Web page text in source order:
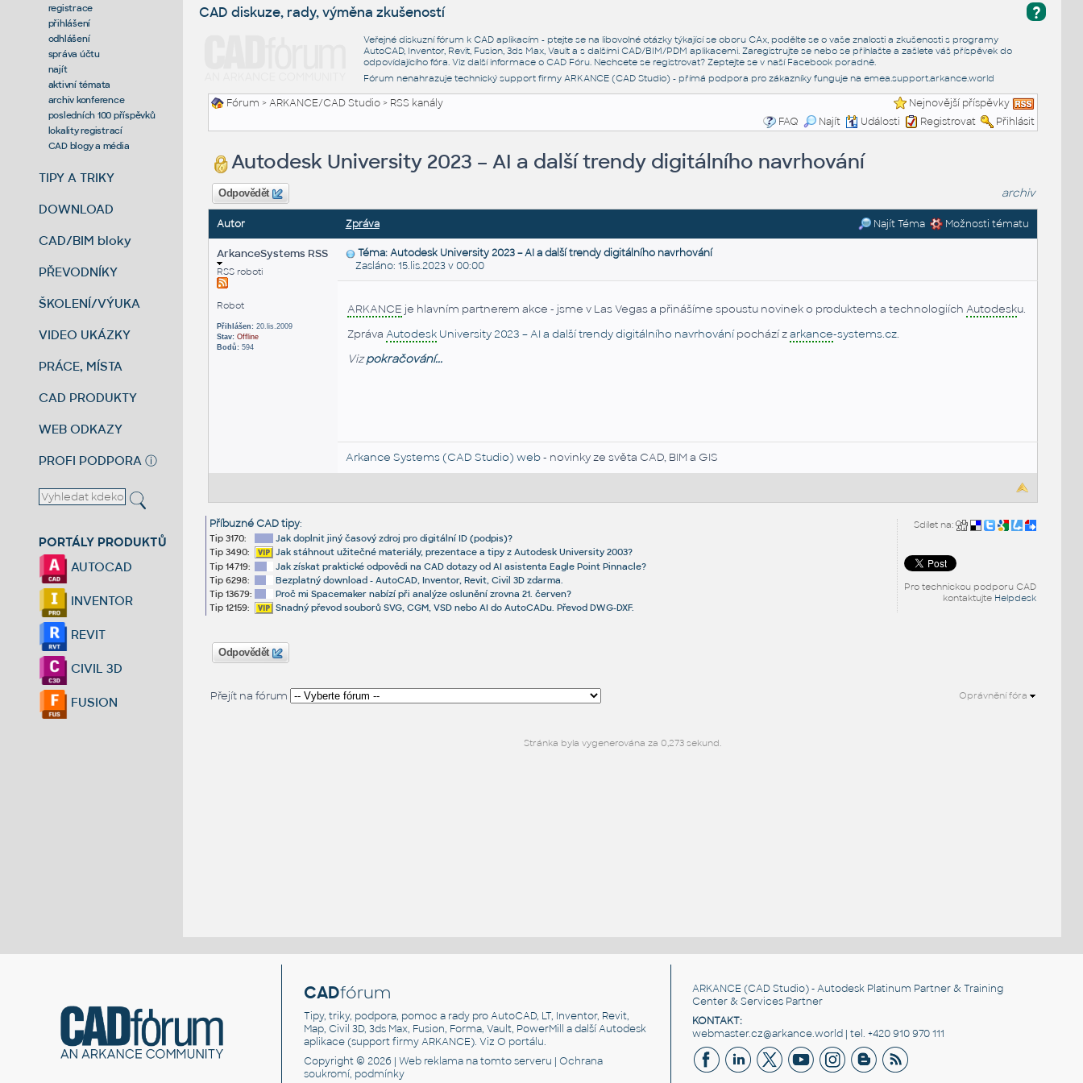
registrace
přihlášení
odhlášení
správa účtu
najít
aktivní témata
archiv konference
posledních 100 příspěvků
lokality registrací
CAD blogy a média
TIPY A TRIKY
DOWNLOAD
CAD/BIM bloky
PŘEVODNÍKY
ŠKOLENÍ/VÝUKA
VIDEO UKÁZKY
PRÁCE, MÍSTA
CAD PRODUKTY
WEB ODKAZY
PROFI PODPORA ⓘ
PORTÁLY PRODUKTŮ
AUTOCAD
INVENTOR
REVIT
CIVIL 3D
FUSION
?
CAD diskuze, rady, výměna zkušeností
Veřejné diskuzní fórum k CAD aplikacím - ptejte se na libovolné otázky týkající se oboru CAx, podělte se o vaše znalosti a zkušenosti s programy
AutoCAD, Inventor, Revit, Fusion, 3ds Max, Vault a s dalšími CAD/BIM/PDM aplikacemi. Zaregistrujte se nebo se přihlašte a zašlete váš příspěvek do
odpovídajícího fóra. Viz další informace o CAD Fóru. Nechcete se registrovat? Zeptejte se v naší Facebook poradně.
Fórum nenahrazuje technický support firmy ARKANCE (CAD Studio) - přímá podpora pro zákazníky funguje na emea.support.arkance.world
Fórum >ARKANCE/CAD Studio> RSS kanály
Nejnovější příspěvky
FAQ
Najít Události Registrovat Přihlásit
Autodesk University 2023 – AI a další trendy digitálního navrhování
Odpovědět archiv
Autor Zpráva Najít Téma Možnosti tématu
ArkanceSystems RSS
RSS roboti
Robot
Přihlášen:20.lis.2009
Stav: Offline
Bodů:594
Téma: Autodesk University 2023 – AI a další trendy digitálního navrhování
Zasláno: 15.lis.2023 v 00:00
ARKANCE je hlavním partnerem akce - jsme v Las Vegas a přinášíme spoustu novinek o produktech a technologiích Autodesku.
Zpráva AutodeskUniversity 2023 – AI a další trendy digitálního navrhovánípochází zarkance-systems.cz.
Vizpokračování...
Arkance Systems (CAD Studio) web- novinky ze světa CAD, BIM a GIS
Sdílet na:
Pro technickou podporu CAD
kontaktujte Helpdesk
Příbuzné CAD tipy:
Tip 3170:
Jak doplnit jiný časový zdroj pro digitální ID (podpis)?
Tip 3490:
Jak stáhnout užitečné materiály, prezentace a tipy z Autodesk University 2003?
Tip 14719:
Jak získat praktické odpovědi na CAD dotazy od AI asistenta Eagle Point Pinnacle?
Tip 6298:
Bezplatný download - AutoCAD, Inventor, Revit, Civil 3D zdarma.
Tip 13679:
Proč mi Spacemaker nabízí při analýze oslunění zrovna 21. červen?
Tip 12159:
Snadný převod souborů SVG, CGM, VSD nebo AI do AutoCADu. Převod DWG-DXF.
Odpovědět
Přejít na fórum Oprávnění fóra
Stránka byla vygenerována za 0,273 sekund.
CADfórum
Tipy, triky, podpora, pomoc a rady pro AutoCAD, LT, Inventor, Revit,
Map, Civil 3D, 3ds Max, Fusion, Forma, Vault, PowerMill a další Autodesk
aplikace (support firmy ARKANCE). VizO portálu.
Copyright © 2026 |Web reklama na tomto serveru |Ochrana
soukromí, podmínky
ARKANCE (CAD Studio) - Autodesk Platinum Partner & Training
Center & Services Partner
KONTAKT:
webmaster.cz@arkance.world | tel. +420 910 970 111